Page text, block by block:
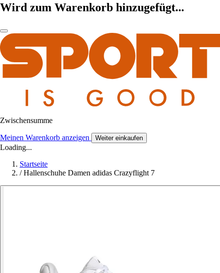
Wird zum Warenkorb hinzugefügt...
Zwischensumme
Meinen Warenkorb anzeigen Weiter einkaufen
Loading...
Startseite
/ Hallenschuhe Damen adidas Crazyflight 7